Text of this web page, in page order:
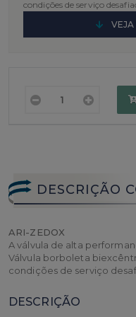
condições de serviço
VEJA
DESCRIÇÃO
ARI-ZEDOX
A válvula de alta
Válvula borboleta
condições de serviço
DESCRIÇÃO